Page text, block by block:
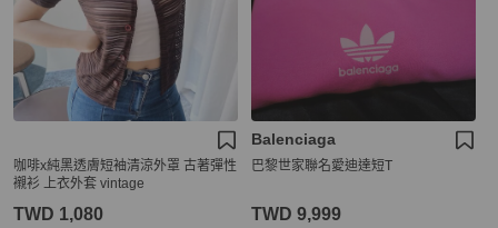
咖啡x純黑透膚短袖清涼外罩 古著彈性
襯衫 上衣外套 vintage
TWD 1,080
Balenciaga
巴黎世家聯名愛迪達短T
TWD 9,999